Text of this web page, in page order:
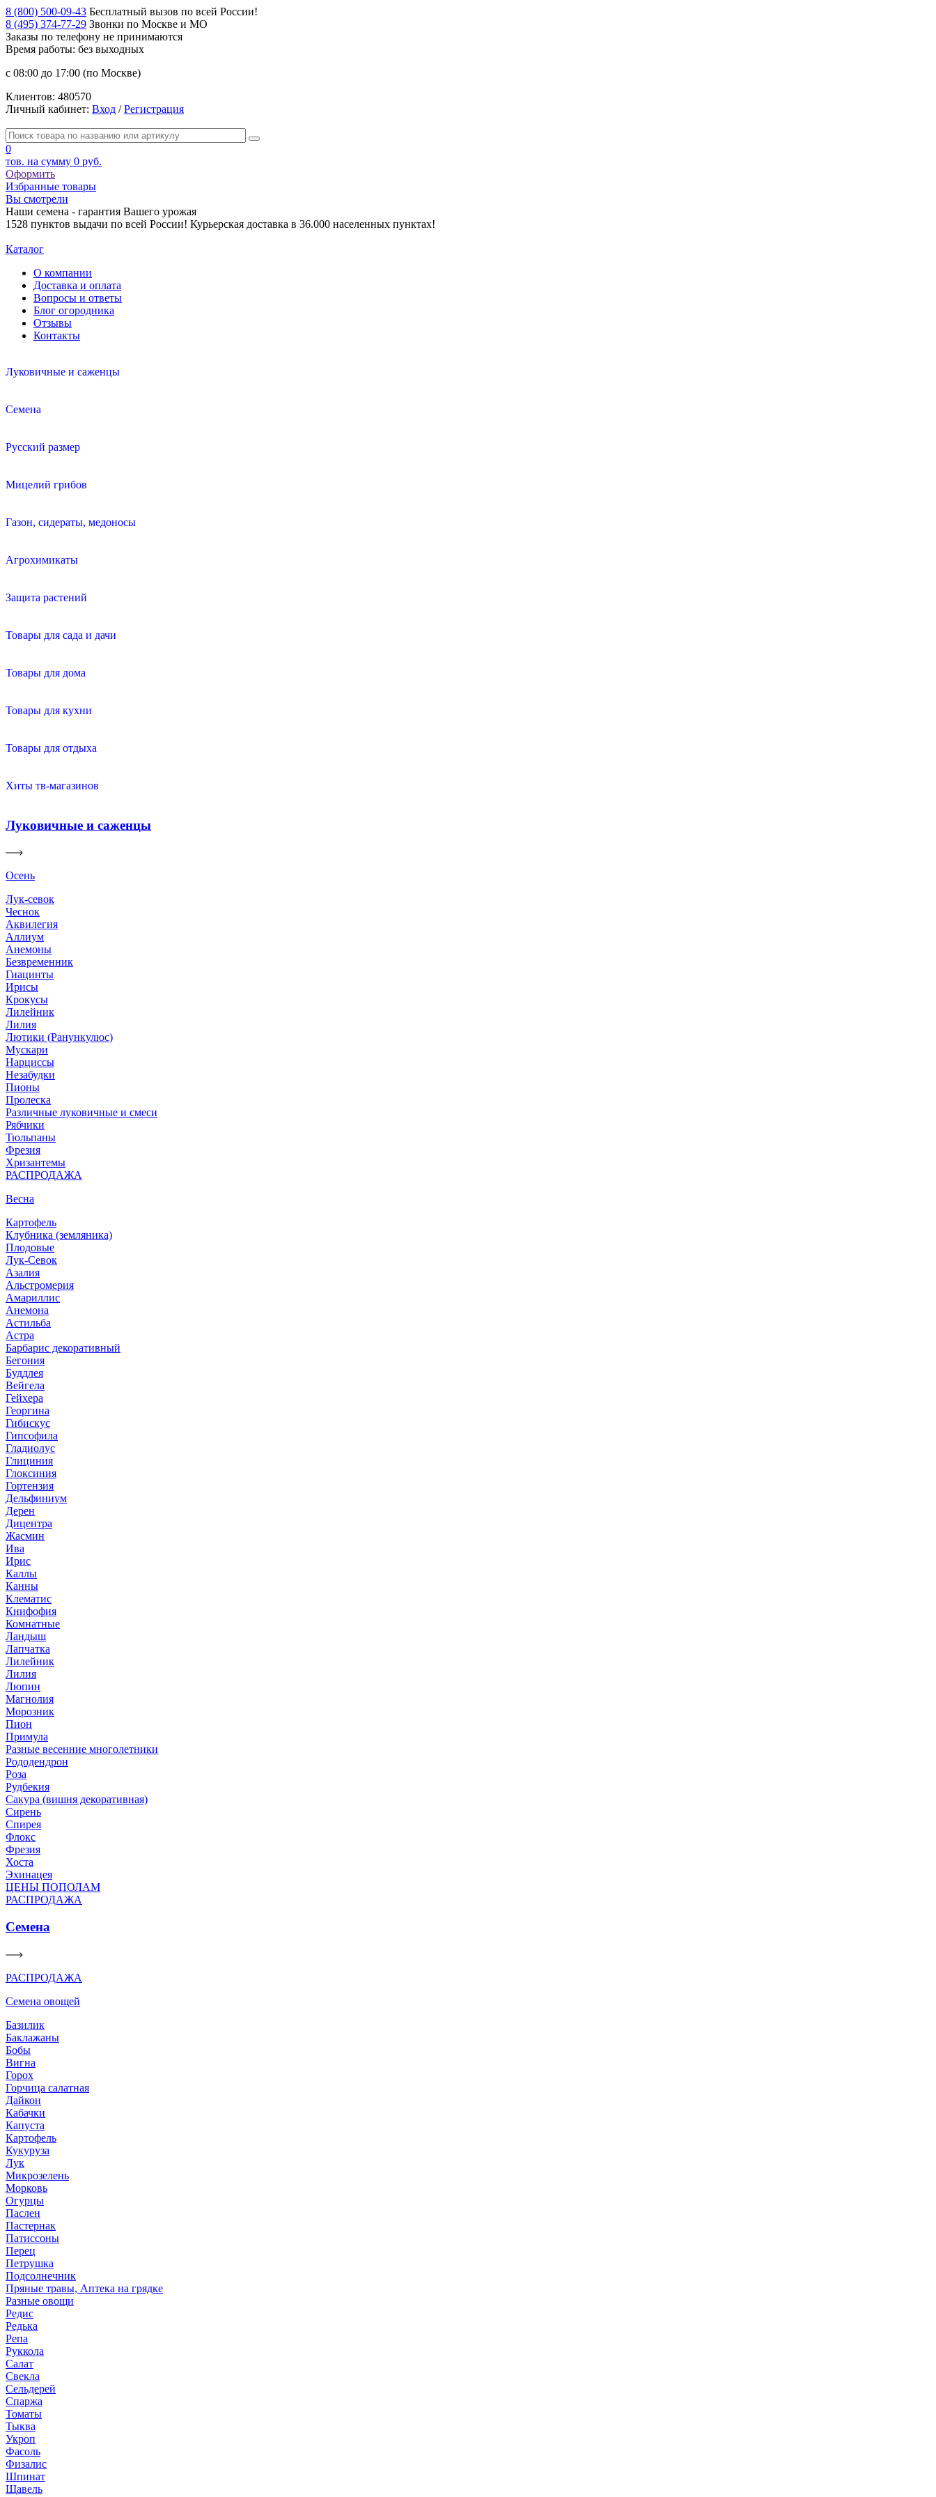
8 (800) 500-09-43 Бесплатный вызов по всей России!
8 (495) 374-77-29 Звонки по Москве и МО
Заказы по телефону не принимаются
Время работы: без выходных
с 08:00 до 17:00 (по Москве)
Клиентов: 480570
Личный кабинет: Вход /Регистрация
0
тов. на сумму 0 руб.
Оформить
Избранные товары
Вы смотрели
Наши семена - гарантия Вашего урожая
1528 пунктов выдачи по всей России! Курьерская доставка в 36.000 населенных пунктах!
Каталог
О компании
Доставка и оплата
Вопросы и ответы
Блог огородника
Отзывы
Контакты
Луковичные и саженцы
Семена
Русский размер
Мицелий грибов
Газон, сидераты, медоносы
Агрохимикаты
Защита растений
Товары для сада и дачи
Товары для дома
Товары для кухни
Товары для отдыха
Хиты тв-магазинов
Луковичные и саженцы
Осень
Лук-севок
Чеснок
Аквилегия
Аллиум
Анемоны
Безвременник
Гиацинты
Ирисы
Крокусы
Лилейник
Лилия
Лютики (Ранункулюс)
Мускари
Нарцисcы
Незабудки
Пионы
Пролеска
Различные луковичные и смеси
Рябчики
Тюльпаны
Фрезия
Хризантемы
РАСПРОДАЖА
Весна
Картофель
Клубника (земляника)
Плодовые
Лук-Севок
Азалия
Альстромерия
Амариллис
Анемона
Астильба
Астра
Барбарис декоративный
Бегония
Буддлея
Вейгела
Гейхера
Георгина
Гибискус
Гипсофила
Гладиолус
Глициния
Глоксиния
Гортензия
Дельфиниум
Дерен
Дицентра
Жасмин
Ива
Ирис
Каллы
Канны
Клематис
Книфофия
Комнатные
Ландыш
Лапчатка
Лилейник
Лилия
Люпин
Магнолия
Морозник
Пион
Примула
Разные весенние многолетники
Рододендрон
Роза
Рудбекия
Сакура (вишня декоративная)
Сирень
Спирея
Флокс
Фрезия
Хоста
Эхинацея
ЦЕНЫ ПОПОЛАМ
РАСПРОДАЖА
Семена
РАСПРОДАЖА
Семена овощей
Базилик
Баклажаны
Бобы
Вигна
Горох
Горчица салатная
Дайкон
Кабачки
Капуста
Картофель
Кукуруза
Лук
Микрозелень
Морковь
Огурцы
Паслен
Пастернак
Патиссоны
Перец
Петрушка
Подсолнечник
Пряные травы, Аптека на грядке
Разные овощи
Редис
Редька
Репа
Руккола
Салат
Свекла
Сельдерей
Спаржа
Томаты
Тыква
Укроп
Фасоль
Физалис
Шпинат
Щавель